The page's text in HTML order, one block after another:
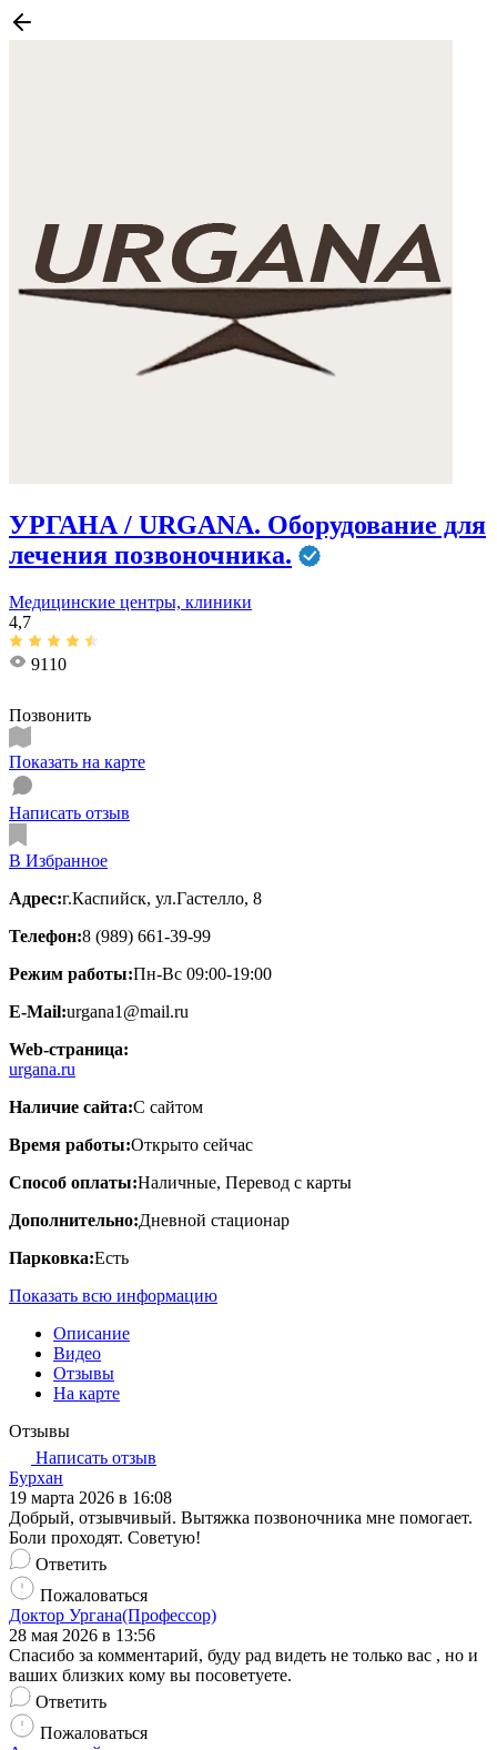
УРГАНА / URGANA. Оборудование для
лечения позвоночника.
Медицинские центры, клиники
4,7
9110
Позвонить
Показать на карте
Написать отзыв
В Избранное
Адрес:г.Каспийск, ул.Гастелло, 8
Телефон:8 (989) 661-39-99
Режим работы:Пн-Вс 09:00-19:00
E-Mail:urgana1@mail.ru
Web-страница:
urgana.ru
Наличие сайта:С сайтом
Время работы:Открыто сейчас
Способ оплаты:Наличные, Перевод с карты
Дополнительно:Дневной стационар
Парковка:Есть
Показать всю информацию
Описание
Видео
Отзывы
На карте
Отзывы
Написать отзыв
Бурхан
19 марта 2026 в 16:08
Добрый, отзывчивый. Вытяжка позвоночника мне помогает.
Боли проходят. Советую!
Ответить
Пожаловаться
Доктор Ургана(Профессор)
28 мая 2026 в 13:56
Спасибо за комментарий, буду рад видеть не только вас , но и
ваших близких кому вы посоветуете.
Ответить
Пожаловаться